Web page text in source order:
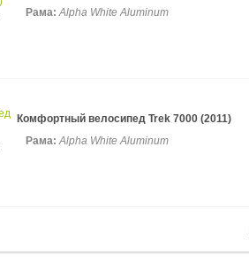
Рама:Alpha White Aluminum
Комфортный велосипед Trek 7000 (2011)
Рама:Alpha White Aluminum